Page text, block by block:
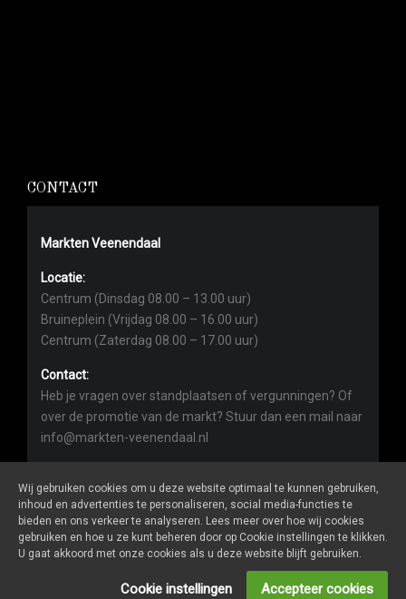
CONTACT
Markten Veenendaal
Locatie:
Centrum (Dinsdag 08.00 – 13.00 uur)
Bruineplein (Vrijdag 08.00 – 16.00 uur)
Centrum (Zaterdag 08.00 – 17.00 uur)
Contact:
Heb je vragen over standplaatsen of vergunningen? Of
over de promotie van de markt? Stuur dan een mail naar
info@markten-veenendaal.nl
Markten-veenendaal.nlis een website vanDe Markt Online
ALGEMENE VOORWAARDEN
PRIVACY- EN COOKIEVERKLARING
ONDERNEMER LOGIN
Wij gebruiken cookies om u deze website optimaal te kunnen gebruiken,
inhoud en advertenties te personaliseren, social media-functies te
bieden en ons verkeer te analyseren. Lees meer over hoe wij cookies
gebruiken en hoe u ze kunt beheren door op Cookie instellingen te klikken.
U gaat akkoord met onze cookies als u deze website blijft gebruiken.
Cookie instellingen Accepteer cookies